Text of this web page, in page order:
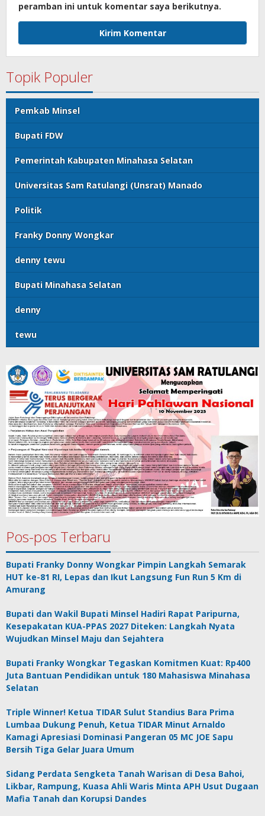
peramban ini untuk komentar saya berikutnya.
Topik Populer
Pemkab Minsel
Bupati FDW
Pemerintah Kabupaten Minahasa Selatan
Universitas Sam Ratulangi (Unsrat) Manado
Politik
Franky Donny Wongkar
denny tewu
Bupati Minahasa Selatan
denny
tewu
Pos-pos Terbaru
Bupati Franky Donny Wongkar Pimpin Langkah Semarak
HUT ke-81 RI, Lepas dan Ikut Langsung Fun Run 5 Km di
Amurang
Bupati dan Wakil Bupati Minsel Hadiri Rapat Paripurna,
Kesepakatan KUA-PPAS 2027 Diteken: Langkah Nyata
Wujudkan Minsel Maju dan Sejahtera
Bupati Franky Wongkar Tegaskan Komitmen Kuat: Rp400
Juta Bantuan Pendidikan untuk 180 Mahasiswa Minahasa
Selatan
Triple Winner! Ketua TIDAR Sulut Standius Bara Prima
Lumbaa Dukung Penuh, Ketua TIDAR Minut Arnaldo
Kamagi Apresiasi Dominasi Pangeran 05 MC JOE Sapu
Bersih Tiga Gelar Juara Umum
Sidang Perdata Sengketa Tanah Warisan di Desa Bahoi,
Likbar, Rampung, Kuasa Ahli Waris Minta APH Usut Dugaan
Mafia Tanah dan Korupsi Dandes